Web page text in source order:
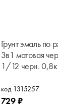
Грунт эмаль по
3в1 матовая
1/12 черн.
код 1315257
729₽